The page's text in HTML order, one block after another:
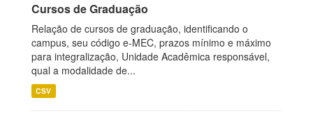
Cursos de Graduação
Relação de cursos de graduação, identificando o
campus, seu código e-MEC, prazos mínimo e máximo
para integralização, Unidade Acadêmica responsável,
qual a modalidade de...
CSV